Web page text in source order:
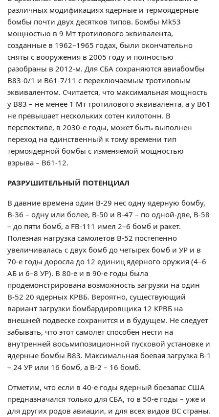
различных модификациях ядерные и термоядерные
бомбы почти двух десятков типов. Бомбы Mk53
мощностью в 9 Мт тротилового эквивалента,
созданные в 1962–1965 годах, были окончательно
сняты с вооружения в 2005 году и полностью
разобраны в 2012-м. Для СБА сохраняются авиабомбы
В83-0/1 и В61-7/11 с переключаемым тротиловым
эквивалентом. Считается, что максимальная мощность
у В83 – не менее 1 Мт тротилового эквивалента, а у В61
не превышает нескольких сотен килотонн. В
перспективе, в 2030-е годы, может быть выполнен
переход на единственный к тому времени тип
термоядерной бомбы с изменяемой мощностью
взрыва – В61-12.
РАЗРУШИТЕЛЬНЫЙ ПОТЕНЦИАЛ
В давние времена один В-29 нес одну ядерную бомбу,
В-36 – одну или более, В-50 и В-47 – по одной-две, В-58
– до пяти бомб, а FВ-111 имел 2–6 бомб и ракет.
Полезная нагрузка самолетов В-52 постепенно
увеличивалась с двух бомб до четырех бомб и УР и в
70-е годы доросла до 12 единиц ядерного оружия (4–6
АБ и 6–8 УР). В 80-е и в 90-е годы была
продемонстрирована возможность загрузки на один
В-52 20 ядерных КРВБ. Вероятно, существующий
вариант загрузки бомбардировщика 12 КРВБ на
внешней подвеске сохранится и в будущем. Не следует
забывать, что этот самолет способен нести на
внутренней восьмипозиционной пусковой установке и
ядерные бомбы В83. Максимальная боевая загрузка В-1
– 24 УР или 16 бомб, а В-2 – 16 бомб.
Отметим, что если в 40-е годы ядерный боезапас США
предназначался только для СБА, то в 50-е годы – уже и
для других родов авиации, и для всех видов ВС страны.